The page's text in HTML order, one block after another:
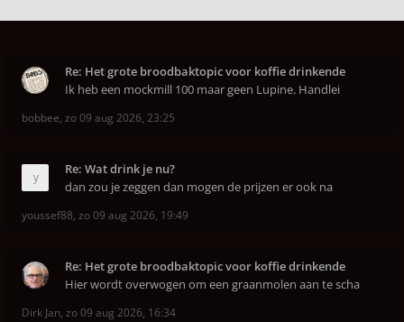
Re: Het grote broodbaktopic voor koffie drinkende
Ik heb een mockmill 100 maar geen Lupine. Handlei
bobbee, zo 09 aug 2026, 23:25
Re: Wat drink je nu?
dan zou je zeggen dan mogen de prijzen er ook na
youssef88, zo 09 aug 2026, 19:49
Re: Het grote broodbaktopic voor koffie drinkende
Hier wordt overwogen om een graanmolen aan te scha
Dirk Jan, zo 09 aug 2026, 16:34